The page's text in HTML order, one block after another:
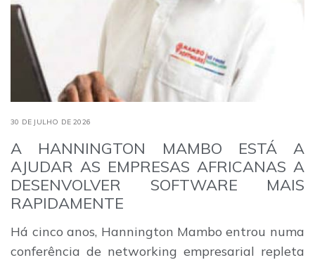
30 DE JULHO DE 2026
A HANNINGTON MAMBO ESTÁ A
AJUDAR AS EMPRESAS AFRICANAS A
DESENVOLVER SOFTWARE MAIS
RAPIDAMENTE
Há cinco anos, Hannington Mambo entrou numa
conferência de networking empresarial repleta